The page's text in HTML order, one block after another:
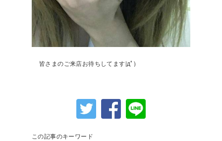
皆さまのご来店お待ちしてます|дﾟ)
この記事のキーワード